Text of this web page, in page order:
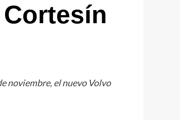
noviembre, el nuevo Volvo